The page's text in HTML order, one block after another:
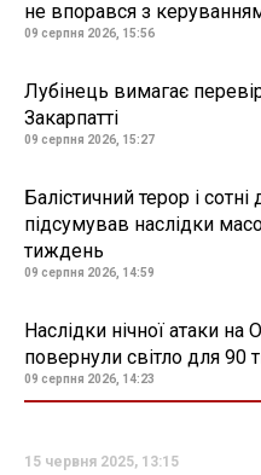
не впорався з
09 серпня 2026, 15:56
Лубінець вимагає
Закарпатті
09 серпня 2026, 15:27
Балістичний терор і
підсумував наслідки
тиждень
09 серпня 2026, 14:59
Наслідки нічної атаки
повернули світло для 90
09 серпня 2026, 14:23
15 червня 2025, 13:15